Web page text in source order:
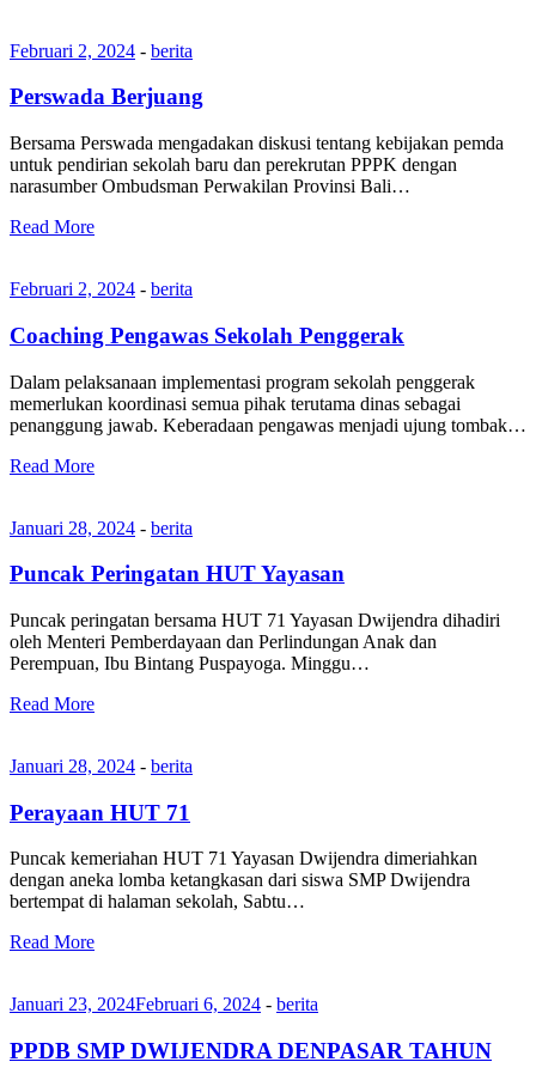
Februari 2, 2024 - berita
Perswada Berjuang
Bersama Perswada mengadakan diskusi tentang kebijakan pemda
untuk pendirian sekolah baru dan perekrutan PPPK dengan
narasumber Ombudsman Perwakilan Provinsi Bali…
Read More
Februari 2, 2024 - berita
Coaching Pengawas Sekolah Penggerak
Dalam pelaksanaan implementasi program sekolah penggerak
memerlukan koordinasi semua pihak terutama dinas sebagai
penanggung jawab. Keberadaan pengawas menjadi ujung tombak…
Read More
Januari 28, 2024 - berita
Puncak Peringatan HUT Yayasan
Puncak peringatan bersama HUT 71 Yayasan Dwijendra dihadiri
oleh Menteri Pemberdayaan dan Perlindungan Anak dan
Perempuan, Ibu Bintang Puspayoga. Minggu…
Read More
Januari 28, 2024 - berita
Perayaan HUT 71
Puncak kemeriahan HUT 71 Yayasan Dwijendra dimeriahkan
dengan aneka lomba ketangkasan dari siswa SMP Dwijendra
bertempat di halaman sekolah, Sabtu…
Read More
Januari 23, 2024Februari 6, 2024 - berita
PPDB SMP DWIJENDRA DENPASAR TAHUN